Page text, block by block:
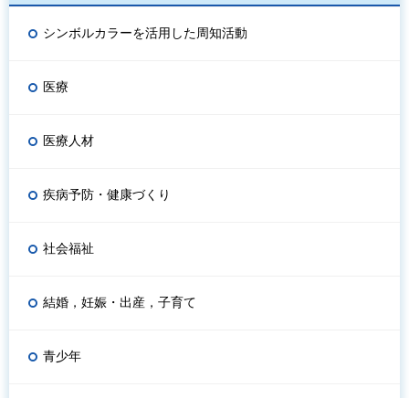
シンボルカラーを活用した周知活動
医療
医療人材
疾病予防・健康づくり
社会福祉
結婚，妊娠・出産，子育て
青少年